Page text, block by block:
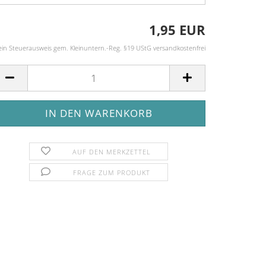
1,95 EUR
Steuerausweis gem. Kleinuntern.-Reg. §19 UStG versandkostenfrei
AUF DEN MERKZETTEL
FRAGE ZUM PRODUKT